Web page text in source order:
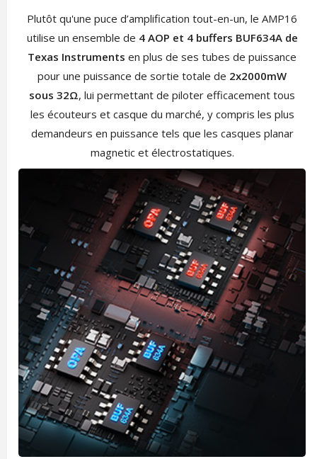
Plutôt qu'une puce d’amplification tout-en-un, le AMP16
utilise un ensemble de 4 AOP et 4 buffers BUF634A de
Texas Instruments en plus de ses tubes de puissance
pour une puissance de sortie totale de 2x2000mW
sous 32Ω, lui permettant de piloter efficacement tous
les écouteurs et casque du marché, y compris les plus
demandeurs en puissance tels que les casques planar
magnetic et électrostatiques.